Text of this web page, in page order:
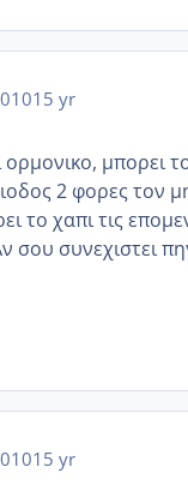
15 yr
ορμονικο,
2 φορες τον
το χαπι τις
σου συνεχιστει
15 yr